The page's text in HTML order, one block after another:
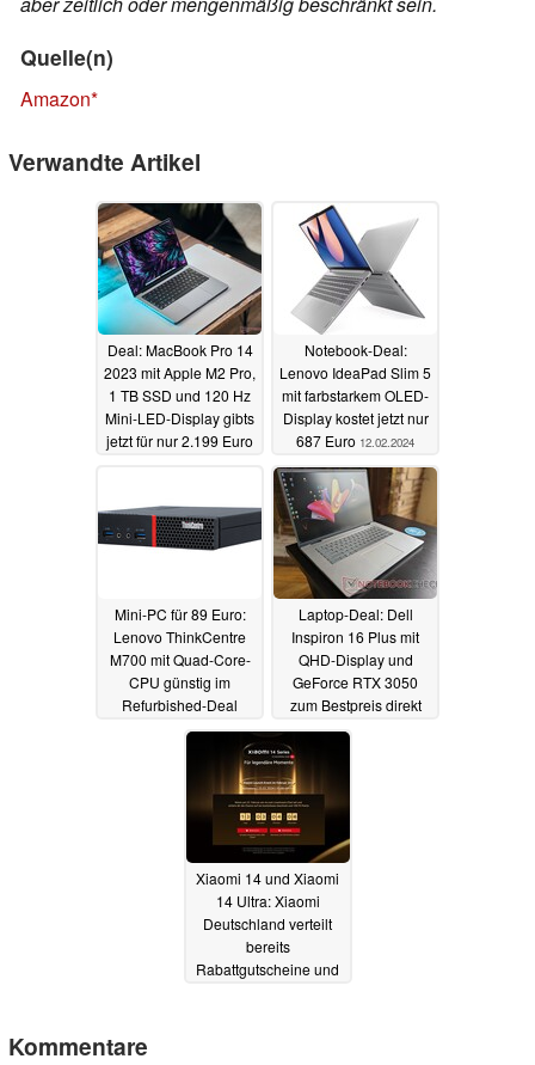
Quelle(n)
Amazon
Verwandte Artikel
Deal: MacBook Pro 14
2023 mit Apple M2 Pro,
1 TB SSD und 120 Hz
Mini-LED-Display gibts
jetzt für nur 2.199 Euro
Notebook-Deal:
Lenovo IdeaPad Slim 5
mit farbstarkem OLED-
Display kostet jetzt nur
687 Euro 12.02.2024
Mini-PC für 89 Euro:
Lenovo ThinkCentre
M700 mit Quad-Core-
CPU günstig im
Refurbished-Deal
12.02.2024
Laptop-Deal: Dell
Inspiron 16 Plus mit
QHD-Display und
GeForce RTX 3050
zum Bestpreis direkt
vom Hersteller
Xiaomi 14 und Xiaomi
14 Ultra: Xiaomi
Deutschland verteilt
bereits
Rabattgutscheine und
Kommentare